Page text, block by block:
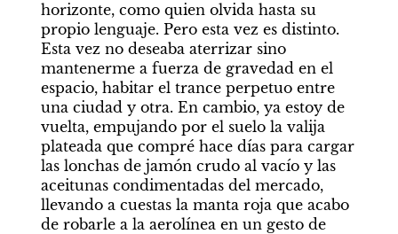
horizonte, como quien olvida hasta su
propio lenguaje. Pero esta vez es distinto.
Esta vez no deseaba aterrizar sino
mantenerme a fuerza de gravedad en el
espacio, habitar el trance perpetuo entre
una ciudad y otra. En cambio, ya estoy de
vuelta, empujando por el suelo la valija
plateada que compré hace días para cargar
las lonchas de jamón crudo al vacío y las
aceitunas condimentadas del mercado,
llevando a cuestas la manta roja que acabo
de robarle a la aerolínea en un gesto de